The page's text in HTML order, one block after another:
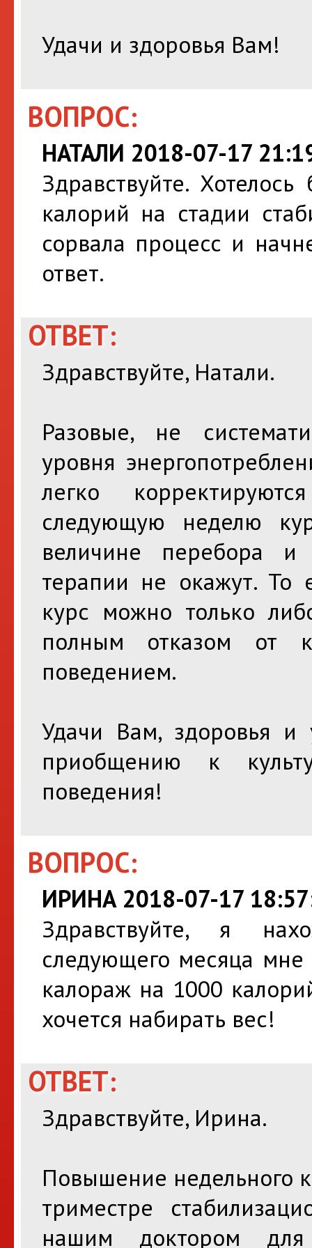
Удачи и здоровья Вам!
ВОПРОС:
НАТАЛИ 2018-07-17
Здравствуйте.
калорий на стадии
сорвала процесс и
ответ.
ОТВЕТ:
Здравствуйте, Натали.
Разовые, не
уровня
легко
следующую неделю
величине перебора и
терапии не окажут. То
курс можно только
полным отказом от
поведением.
Удачи Вам, здоровья и
приобщению к
поведения!
ВОПРОС:
ИРИНА 2018-07-17
Здравствуйте, я
следующего месяца
калораж на 1000
хочется набирать вес!
ОТВЕТ:
Здравствуйте, Ирина.
Повышение недельного
триместре
нашим доктором для